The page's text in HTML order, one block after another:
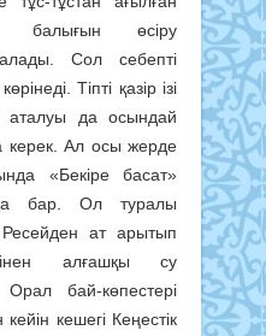
балығын өсіру
Сол себепті
Тіпті қазір ізі
да осындай
керек. Ал осы жерде
«Бекіре басат»
бар. Ол туралы
ат арытып
алғашқы су
бай-көпестері
кешегі Кеңестік